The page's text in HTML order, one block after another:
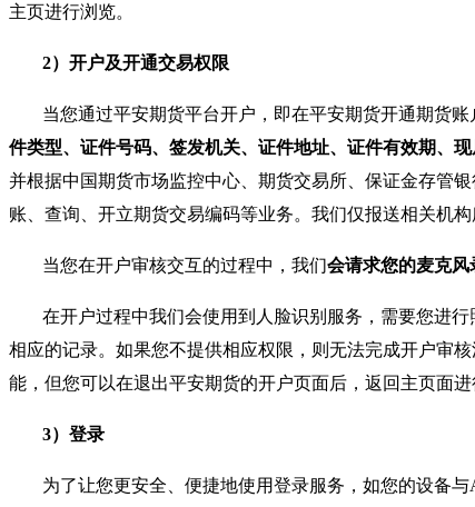
主页进行浏览。
2）开户及开通交易权限
当您通过平安期货平台开户，即在平安期货开通期货
件类型、证件号码、签发机关、证件地址、证件有效期、
并根据中国期货市场监控中心、期货交易所、保证金存管
账、查询、开立期货交易编码等业务。我们仅报送相关机
当您在开户审核交互的过程中，我们会请求您的麦克风
在开户过程中我们会使用到人脸识别服务，需要您进
相应的记录。如果您不提供相应权限，则无法完成开户审
能，但您可以在退出平安期货的开户页面后，返回主页面进
3）登录
为了让您更安全、便捷地使用登录服务，如您的设备